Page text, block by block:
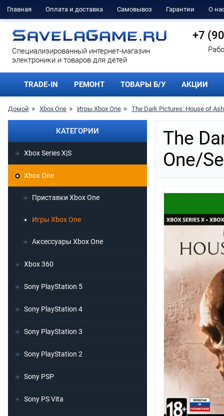
Главная Оплата и доставка Самовывоз Гарантии О
Cпециализированный интернет-магазин
электроники и товаров для детей
+7
TRADE-IN РЕМОНТ ТОВАРЫ Б/У АКЦИИ
Домой Xbox One Игры Xbox One The Dark Pictures: House of
The
One/
КАТЕГОРИИ
Xbox Series X|S
Xbox One
Приставки Xbox One
Игры Xbox One
Аксессуары Xbox One
Xbox 360
Sony PlayStation 5
Sony PlayStation 4
Sony PlayStation 3
Sony PlayStation 2
Sony PSP
Sony PS Vita